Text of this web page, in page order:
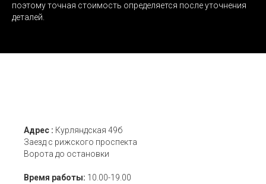
поэтому точная стоимость определяется после уточнения
деталей.
Адрес : Курляндская 49б
Заезд с рижского проспекта
Ворота до остановки
Время работы: 10.00-19.00